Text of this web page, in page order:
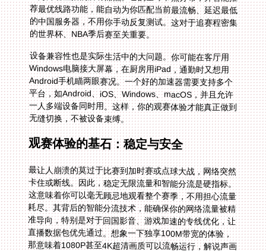
的世界杯、NBA季后赛至关重要。
设备兼容性也是实际生活中的大问题。你可能在客厅用
Windows电脑接大屏幕，在厨房用iPad，通勤时又想用
Android手机瞄两眼赛况。一个好的加速器需要支持多个
平台，如Android、iOS、Windows、macOS，并且允许
一人多端设备同时用。这样，你的观赛体验才能真正做到
无缝切换，不被设备束缚。
观赛体验的基石：稳定与安全
最让人崩溃的莫过于比赛到加时赛或点球大战，网络突然
卡住或断线。因此，稳定无限流量和智能分流是硬指标。
这意味着你可以毫无顾忌地观看整个赛季，不用担心流量
耗尽。其背后的智能分流技术，能确保你的网络流量被精
准导向，特别是对于回国影音、游戏加速的专线优化，让
直播数据包优先通过。想象一下独享100M带宽的体验，
那意味着1080P甚至4K超清画质可以流畅运行，解说声画